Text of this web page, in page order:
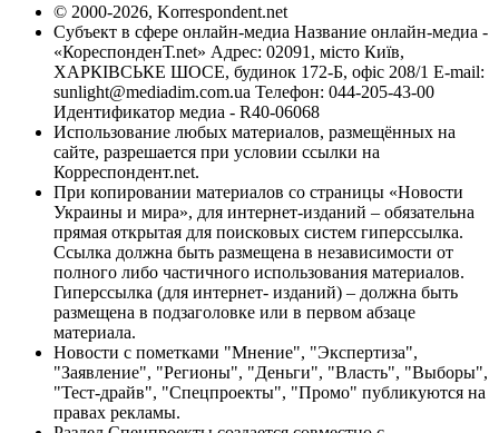
© 2000-2026, Korrespondent.net
Субъект в сфере онлайн-медиа Название онлайн-медиа -
«КореспонденТ.net» Адрес: 02091, місто Київ,
ХАРКІВСЬКЕ ШОСЕ, будинок 172-Б, офіс 208/1 E-mail:
sunlight@mediadim.com.ua Телефон: 044-205-43-00
Идентификатор медиа - R40-06068
Использование любых материалов, размещённых на
сайте, разрешается при условии ссылки на
Корреспондент.net.
При копировании материалов со страницы «Новости
Украины и мира», для интернет-изданий – обязательна
прямая открытая для поисковых систем гиперссылка.
Ссылка должна быть размещена в независимости от
полного либо частичного использования материалов.
Гиперссылка (для интернет- изданий) – должна быть
размещена в подзаголовке или в первом абзаце
материала.
Новости с пометками "Мнение", "Экспертиза",
"Заявление", "Регионы", "Деньги", "Власть", "Выборы",
"Тест-драйв", "Спецпроекты", "Промо" публикуются на
правах рекламы.